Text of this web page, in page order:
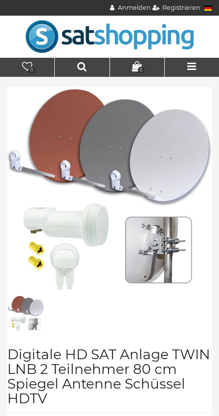
Anmelden Registrieren
0 0
Digitale HD SAT Anlage TWIN
LNB 2 Teilnehmer 80 cm
Spiegel Antenne Schüssel
HDTV